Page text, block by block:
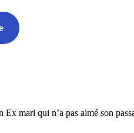
Ex mari qui n’a pas aimé son